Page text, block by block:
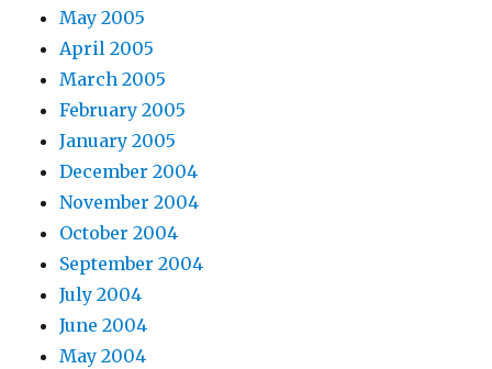
May 2005
April 2005
March 2005
February 2005
January 2005
December 2004
November 2004
October 2004
September 2004
July 2004
June 2004
May 2004